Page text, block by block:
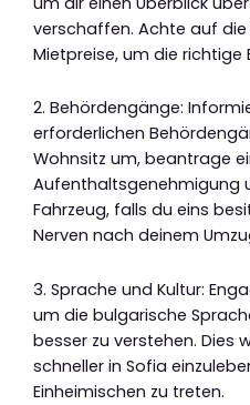
verschaffen. Achte auf
Mietpreise, um die richtige
2. Behördengänge:
erforderlichen
Wohnsitz um, beantrage
Aufenthaltsgenehmigung
Fahrzeug, falls du eins
Nerven nach deinem
3. Sprache und Kultur:
um die bulgarische
besser zu verstehen. Dies
schneller in Sofia
Einheimischen zu treten.